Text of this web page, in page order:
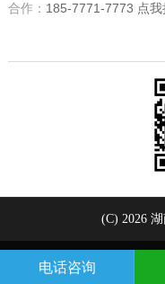
合作： 185-7771-7773 点我
(C) 2026
电话咨询